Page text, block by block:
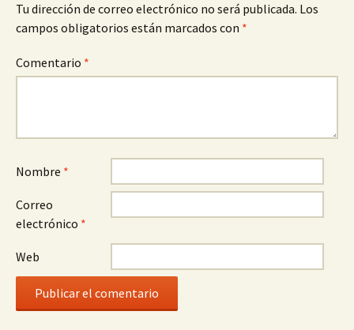
Tu dirección de correo electrónico no será publicada. Los
campos obligatorios están marcados con *
Comentario *
Nombre *
Correo
electrónico *
Web